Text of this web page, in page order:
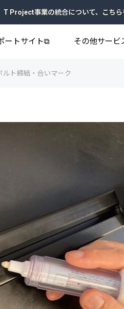
T Project事業の統合について、こちら
ートサイト⧉ その他サービ
ルト締結・合いマーク